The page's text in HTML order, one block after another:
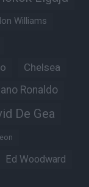
Williams
Chelsea
Ronaldo
De Gea
Ed Woodward